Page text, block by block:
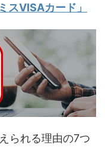
スVISAカード」
られる理由の7つ